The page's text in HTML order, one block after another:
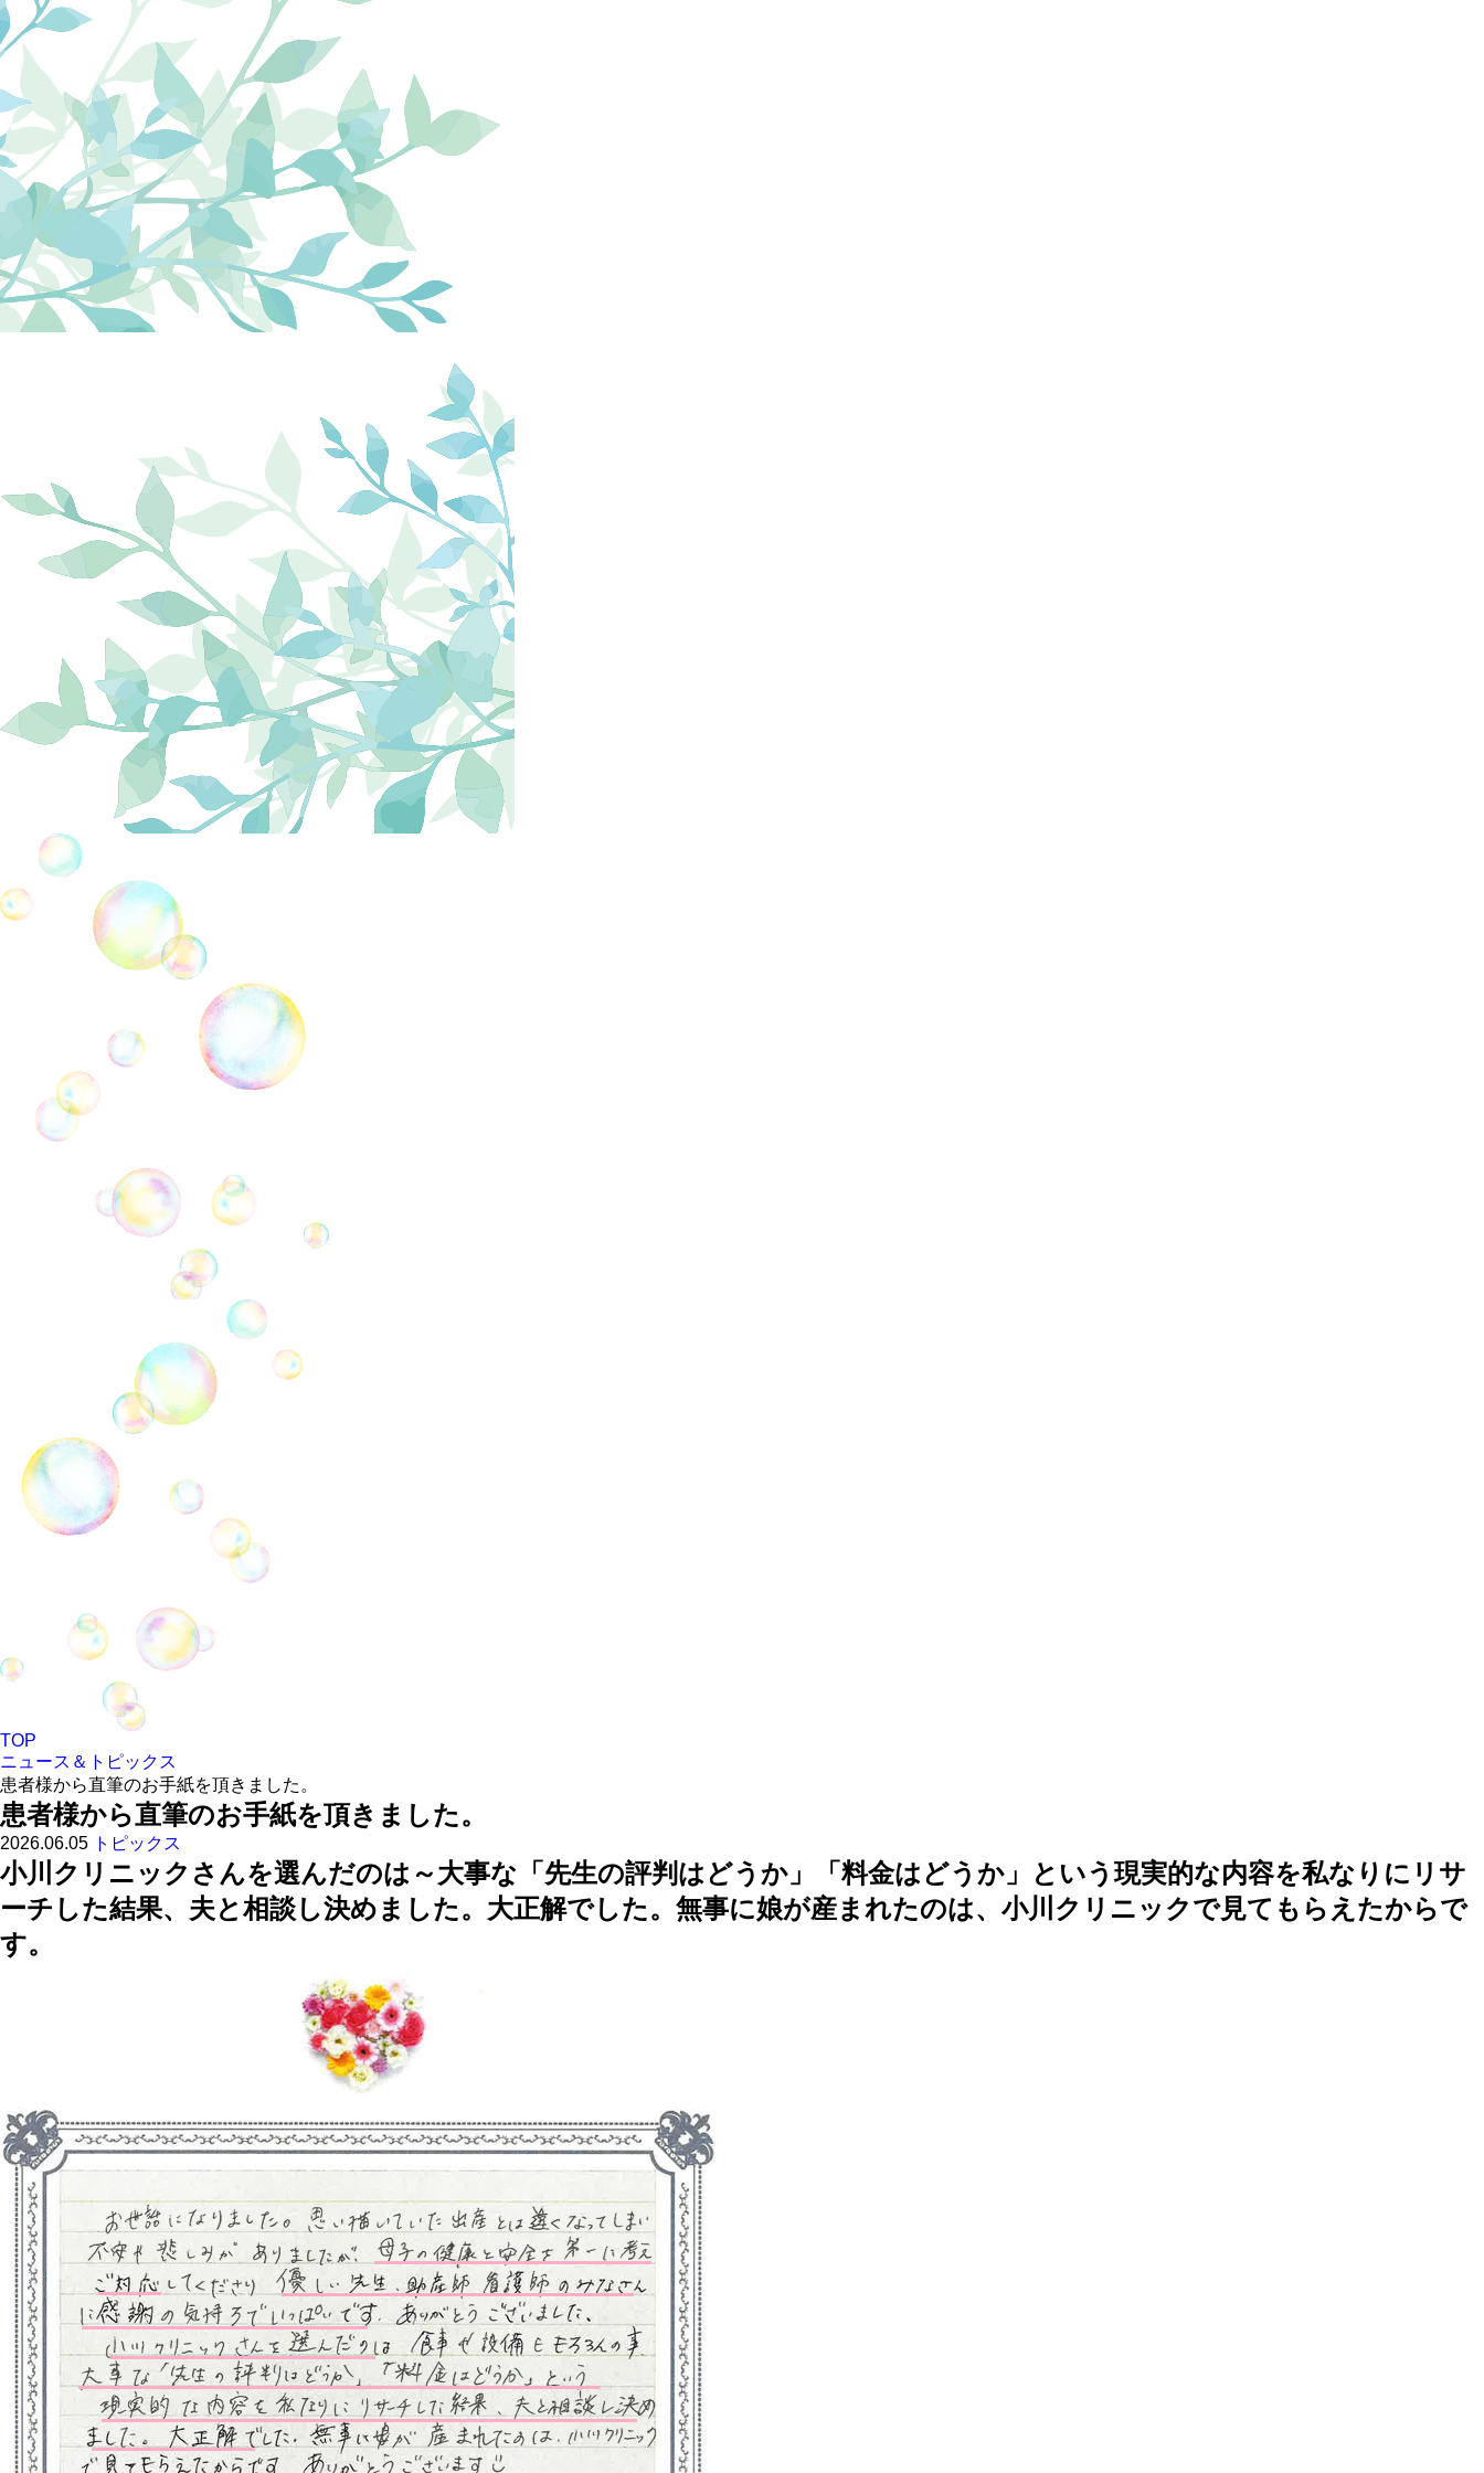
TOP
ニュース＆トピックス
患者様から直筆のお手紙を頂きました。
患者様から直筆のお手紙を頂きました。
2026.06.05 トピックス
小川クリニックさんを選んだのは～大事な「先生の評判はどうか」「料金はどうか」という現実的な内容を私なりにリサ
ーチした結果、夫と相談し決めました。大正解でした。無事に娘が産まれたのは、小川クリニックで見てもらえたからで
す。